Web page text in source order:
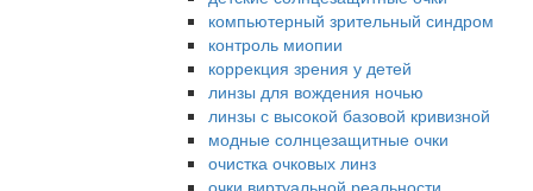
компьютерный зрительный синдром
контроль миопии
коррекция зрения у детей
линзы для вождения ночью
линзы с высокой базовой кривизной
модные солнцезащитные очки
очистка очковых линз